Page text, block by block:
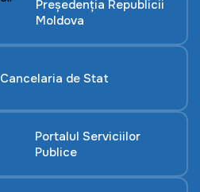
Președenția Republicii
Moldova
Cancelaria de Stat
Portalul Serviciilor
Publice